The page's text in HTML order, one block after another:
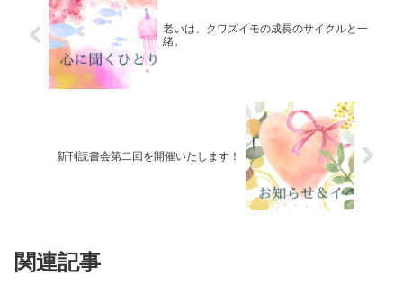
老いは、クワズイモの成長のサイクルと一
緒。
新刊読書会第二回を開催いたします！
関連記事